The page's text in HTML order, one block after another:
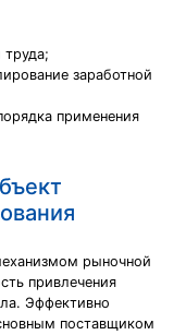
труда;
заработной
применения
рыночной
привлечения
Эффективно
поставщиком